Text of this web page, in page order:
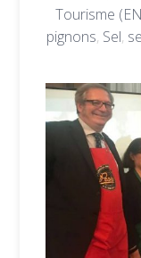
Tourisme
pignons, Sel,